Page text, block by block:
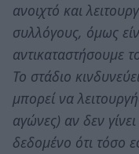
ανοιχτό και
συλλόγους, όμως
αντικαταστήσουμε
Το στάδιο
μπορεί να
αγώνες) αν δεν
δεδομένο ότι τόσο